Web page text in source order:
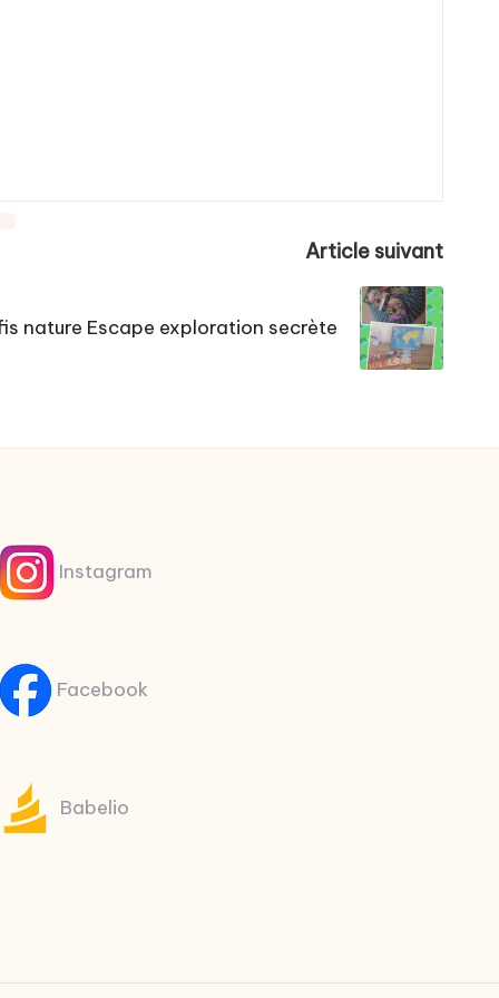
Article suivant
nature Escape exploration secrète
Instagram
Facebook
Babelio